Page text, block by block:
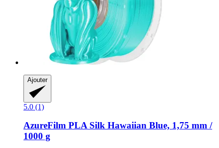
Ajouter
5.0 (1)
AzureFilm PLA Silk Hawaiian Blue, 1,75 mm /
1000 g